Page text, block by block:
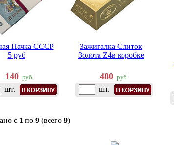
Пачка СССР
5 руб
140 руб.
шт.
Зажигалка Слиток
Золота Z4в коробке
480 руб.
шт.
с 1 по 9(всего 9)